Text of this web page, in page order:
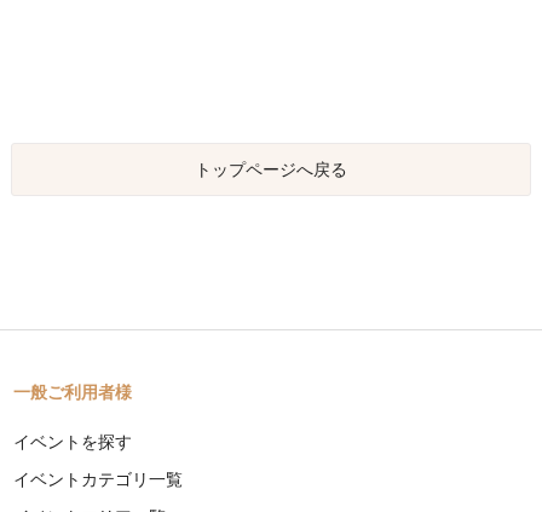
トップページへ戻る
一般ご利用者様
イベントを探す
イベントカテゴリ一覧